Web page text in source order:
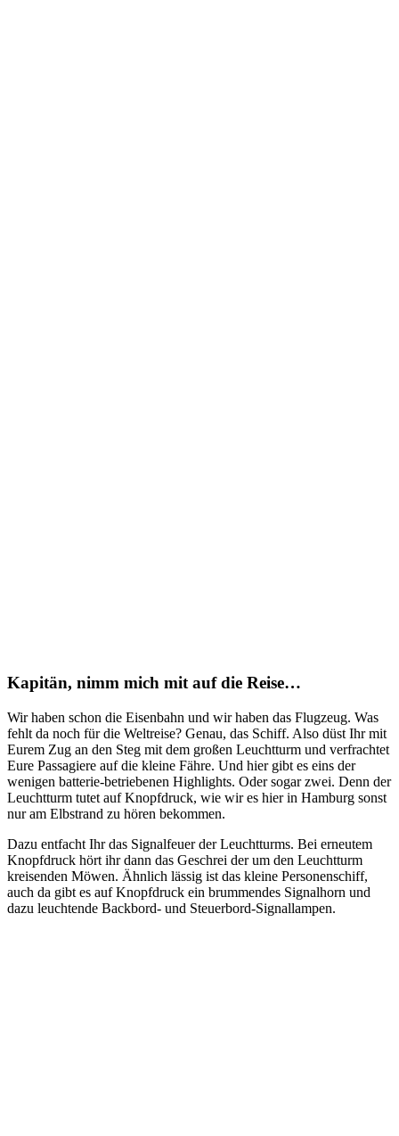
Kapitän, nimm mich mit auf die Reise…
Wir haben schon die Eisenbahn und wir haben das Flugzeug. Was
fehlt da noch für die Weltreise? Genau, das Schiff. Also düst Ihr mit
Eurem Zug an den Steg mit dem großen Leuchtturm und verfrachtet
Eure Passagiere auf die kleine Fähre. Und hier gibt es eins der
wenigen batterie-betriebenen Highlights. Oder sogar zwei. Denn der
Leuchtturm tutet auf Knopfdruck, wie wir es hier in Hamburg sonst
nur am Elbstrand zu hören bekommen.
Dazu entfacht Ihr das Signalfeuer der Leuchtturms. Bei erneutem
Knopfdruck hört ihr dann das Geschrei der um den Leuchtturm
kreisenden Möwen. Ähnlich lässig ist das kleine Personenschiff,
auch da gibt es auf Knopfdruck ein brummendes Signalhorn und
dazu leuchtende Backbord- und Steuerbord-Signallampen.